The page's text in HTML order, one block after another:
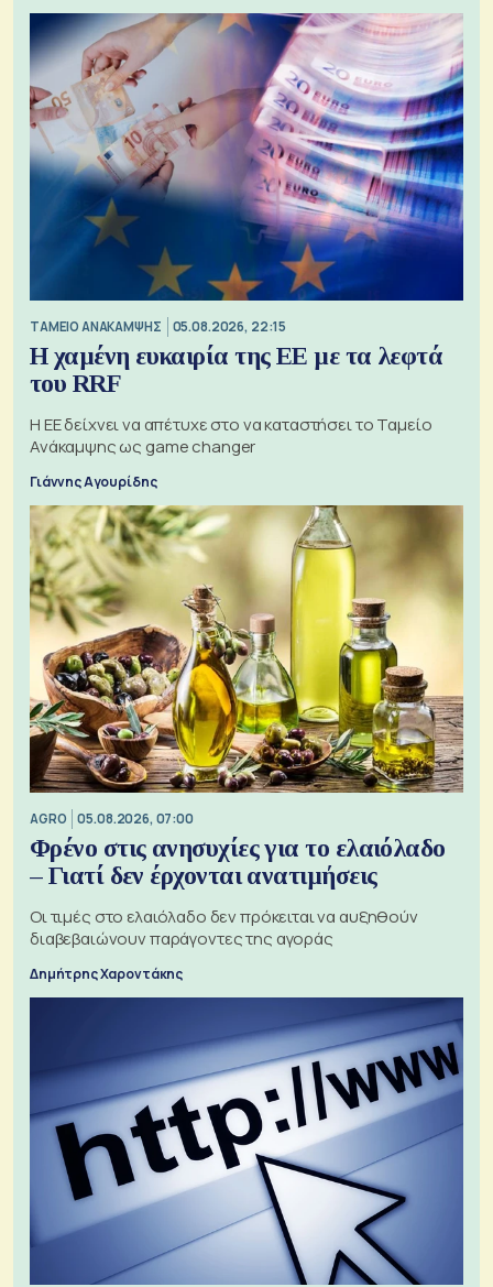
ΤΑΜΕΙΟ ΑΝΑΚΑΜΨΗΣ 05.08.2026, 22:15
Η χαμένη ευκαιρία της ΕΕ με τα λεφτά
του RRF
Η ΕΕ δείχνει να απέτυχε στο να καταστήσει το Ταμείο
Ανάκαμψης ως game changer
Γιάννης Αγουρίδης
AGRO 05.08.2026, 07:00
Φρένο στις ανησυχίες για το ελαιόλαδο
– Γιατί δεν έρχονται ανατιμήσεις
Οι τιμές στο ελαιόλαδο δεν πρόκειται να αυξηθούν
διαβεβαιώνουν παράγοντες της αγοράς
Δημήτρης Χαροντάκης